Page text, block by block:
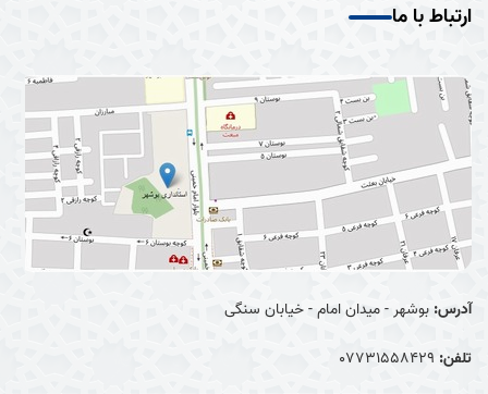
ارتباط با ما
آدرس: بوشهر - میدان امام - خیابان سنگی
تلفن: 07731558429